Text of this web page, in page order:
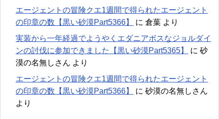
エージェントの冒険クエ1週間で得られたエージェント
の印章の数【黒い砂漠Part5366】
に 倉葉 より
実装から一年経過でようやくエダニアボスなジョルダイ
ンの討伐に参加できました【黒い砂漠Part5365】
に 砂
漠の名無しさん より
エージェントの冒険クエ1週間で得られたエージェント
の印章の数【黒い砂漠Part5366】
に 砂漠の名無しさん
より